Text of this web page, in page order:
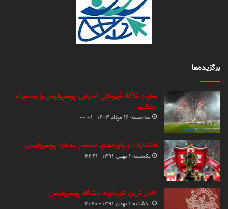
برگزیده‌ها
سایت AFC قهرمانی آسیایی پرسپولیس را رسمیت
بخشید
سه‌شنبه ۱۶ مرداد ۱۴۰۳ - ۰۰:۰۱
افتخارات و رکوردهای منحصر به فرد پرسپولیس
یکشنبه ۱ بهمن ۱۳۹۱ - ۲۲:۴۱
کامل ترین تاریخچه باشگاه پرسپولیس
یکشنبه ۱ بهمن ۱۳۹۱ - ۲۱:۴۰